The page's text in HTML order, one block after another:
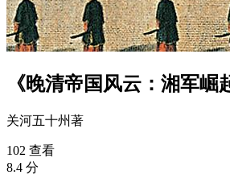
《晚清帝国风云：湘军崛
关河五十州著
102 查看
8.4 分